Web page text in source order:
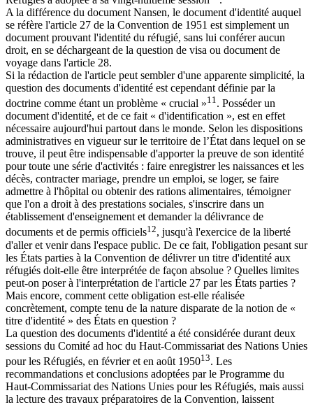
A la différence du document Nansen, le document d'identité auquel
se réfère l'article 27 de la Convention de 1951 est simplement un
document prouvant l'identité du réfugié, sans lui conférer aucun
droit, en se déchargeant de la question de visa ou document de
voyage dans l'article 28.
Si la rédaction de l'article peut sembler d'une apparente simplicité, la
question des documents d'identité est cependant définie par la
doctrine comme étant un problème « crucial »11. Posséder un
document d'identité, et de ce fait « d'identification », est en effet
nécessaire aujourd'hui partout dans le monde. Selon les dispositions
administratives en vigueur sur le territoire de l’État dans lequel on se
trouve, il peut être indispensable d'apporter la preuve de son identité
pour toute une série d'activités : faire enregistrer les naissances et les
décès, contracter mariage, prendre un emploi, se loger, se faire
admettre à l'hôpital ou obtenir des rations alimentaires, témoigner
que l'on a droit à des prestations sociales, s'inscrire dans un
établissement d'enseignement et demander la délivrance de
documents et de permis officiels12, jusqu'à l'exercice de la liberté
d'aller et venir dans l'espace public. De ce fait, l'obligation pesant sur
les États parties à la Convention de délivrer un titre d'identité aux
réfugiés doit-elle être interprétée de façon absolue ? Quelles limites
peut-on poser à l'interprétation de l'article 27 par les États parties ?
Mais encore, comment cette obligation est-elle réalisée
concrètement, compte tenu de la nature disparate de la notion de «
titre d'identité » des États en question ?
La question des documents d'identité a été considérée durant deux
sessions du Comité ad hoc du Haut-Commissariat des Nations Unies
pour les Réfugiés, en février et en août 195013. Les
recommandations et conclusions adoptées par le Programme du
Haut-Commissariat des Nations Unies pour les Réfugiés, mais aussi
la lecture des travaux préparatoires de la Convention, laissent